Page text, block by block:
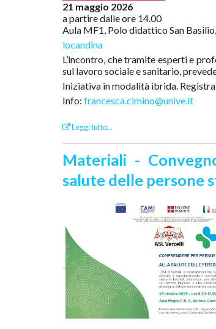
21 maggio 2026
a partire dalle ore 14.00
Aula MF1, Polo didattico San Basilio,
locandina
L’incontro, che tramite esperti e
sul lavoro sociale e sanitario,
Iniziativa in modalità ibrida.
Info: francesca.cimino@unive.it
Leggi tutto...
Materiali -
salute delle persone